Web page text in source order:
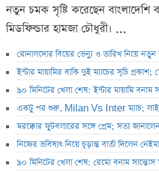
নতুন চমক সৃষ্টি করেছেন বাংলাদেশি
মিডফিল্ডার হামজা চৌধুরী। ...
রোনালদোর বিয়ের ভেন্যু ও তারিখ নিয়ে
ইন্টার মায়ামির বাকি দুই ম্যাচের সূচি
৯০ মিনিটের খেলা শেষ: ইন্টার মায়ামি
একটু পর শুরু, Milan Vs Inter ম্যাচ;
মরক্কোর ফুটবলারের সঙ্গে প্রেম; সত্য
নিজের ভবিষ্যৎ নিয়ে চূড়ান্ত বার্তা দিলেন
৯০ মিনিটের খেলা শেষ: রেমো বনাম